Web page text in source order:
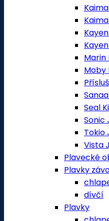
Marin
Moby
Seal
Sonic
Tokio
Vista
Plavecké
Plavky
dívčí
Plavky